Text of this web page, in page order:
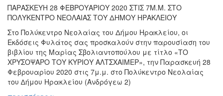
ΠΑΡΑΣΚΕΥΗ 28 ΦΕΒΡΟΥΑΡΙΟΥ 2020 ΣΤΙΣ 7Μ.Μ. ΣΤΟ
ΠΟΛΥΚΕΝΤΡΟ ΝΕΟΛΑΙΑΣ ΤΟΥ ΔΗΜΟΥ ΗΡΑΚΛΕΙΟΥ
Στο Πολύκεντρο Νεολαίας του Δήμου Ηρακλείου, οι
Εκδόσεις Φυλάτος σας προσκαλούν στην παρουσίαση του
βιβλίου της Μαρίας Σβολιαντοπούλου με τίτλο «ΤΟ
ΧΡΥΣΟΨΑΡΟ ΤΟΥ ΚΥΡΙΟΥ ΑΛΤΣΧΑΙΜΕΡ», την Παρασκευή 28
Φεβρουαρίου 2020 στις 7μ.μ. στο Πολύκεντρο Νεολαίας
του ∆ήμου Ηρακλείου (Ανδρόγεω 2)